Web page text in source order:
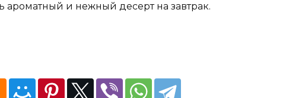
ароматный и нежный десерт на завтрак.